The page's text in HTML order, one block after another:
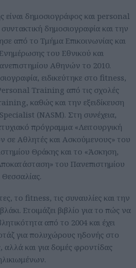
είναι δημοσιογράφος και personal
δημοσιογραφία και την
από το Τμήμα Επικοινωνίας και
του Εθνικού και
Αθηνών το 2010.
ειδικεύτηκε στο fitness,
Training από τις σχολές
καθώς και την εξειδίκευση
(NASM). Στη συνέχεια,
πρόγραμμα «Λειτουργική
σε Αθλητές και Ασκούμενους» του
Θράκης και το «Άσκηση,
του Πανεπιστημίου
Θεσσαλίας.
το fitness, τις συναυλίες και την
Ετοιμάζει βιβλίο για το πώς να
από το 2004 και έχει
για πολυχώρους ηδονής στο
και για δομές φροντίδας